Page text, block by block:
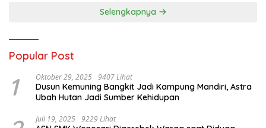
Selengkapnya
Popular Post
1 Oktober 29, 2025 9407 Lihat
Dusun Kemuning Bangkit Jadi Kampung Mandiri, Astra
Ubah Hutan Jadi Sumber Kehidupan
Juli 19, 2025 9229 Lihat